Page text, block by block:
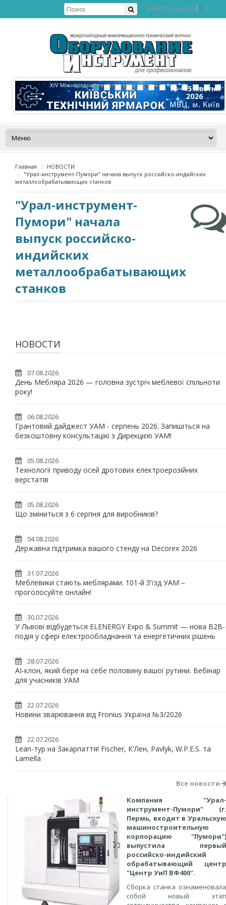
Select Language ▼
Главная
НОВОСТИ
"Урал-инструмент-Пумори" начала выпуск российско-индийских
металлообрабатывающих станков
"Урал-инструмент-
Пумори" начала
выпуск российско-
индийских
металлообрабатывающих
станков
НОВОСТИ
07.08.2026
День Мебляра 2026 — головна зустріч меблевої спільноти
року!
06.08.2026
Грантовий дайджест УАМ - серпень 2026. Запишіться на
безкоштовну консультацію з Дирекцією УАМ!
05.08.2026
Технології приводу осей дротових електроерозійних
верстатів
05.08.2026
Що зміниться з 6 серпня для виробників?
04.08.2026
Державна підтримка вашого стенду на Decorex 2026
31.07.2026
Меблевики стають меблярами. 101-й З'їзд УАМ –
проголосуйте онлайн!
30.07.2026
У Львові відбудеться ELENERGY Expo & Summit — нова B2B-
подія у сфері електрообладнання та енергетичних рішень
28.07.2026
AI-клон, який бере на себе половину вашої рутини. Вебінар
для учасників УАМ
22.07.2026
Новини зварювання від Fronius Україна №3/2026
22.07.2026
Lean-тур на Закарпаття! Fischer, К'Лен, Pavlyk, W.P.E.S. та
Lamella
Все новости
Компания "Урал-
инструмент-Пумори" (г.
Пермь, входит в Уральскую
машиностроительную
корпорацию "Пумори")
выпустила первый
российско-индийский
обрабатывающий центр
"Центр УиП ВФ400".
Сборка станка ознаменовала
собой новый этап